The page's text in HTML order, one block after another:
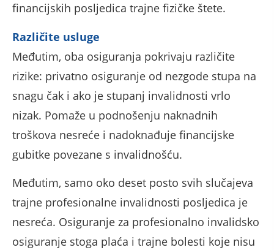
financijskih posljedica trajne fizičke štete.
Različite usluge
Međutim, oba osiguranja pokrivaju različite
rizike: privatno osiguranje od nezgode stupa na
snagu čak i ako je stupanj invalidnosti vrlo
nizak. Pomaže u podnošenju naknadnih
troškova nesreće i nadoknađuje financijske
gubitke povezane s invalidnošću.
Međutim, samo oko deset posto svih slučajeva
trajne profesionalne invalidnosti posljedica je
nesreća. Osiguranje za profesionalno invalidsko
osiguranje stoga plaća i trajne bolesti koje nisu